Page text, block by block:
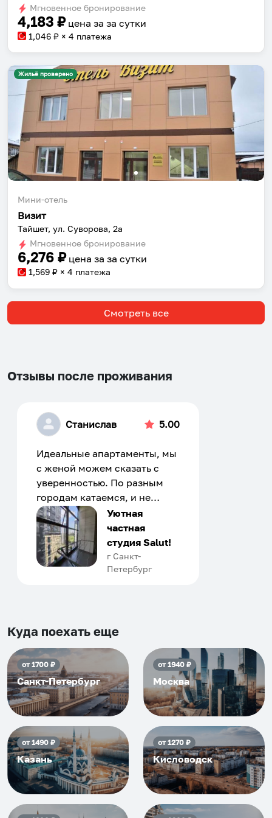
changing
dates.
changing
dates.
Мгновенное бронирование
4,183 ₽ цена за за сутки
1,046 ₽ × 4 платежа
Жильё проверено
Мини-отель
Визит
Тайшет, ул. Суворова, 2а
Мгновенное бронирование
6,276 ₽ цена за за сутки
1,569 ₽ × 4 платежа
Смотреть все
Отзывы после проживания
Станислав 5.00
Идеальные апартаменты, мы
с женой можем сказать с
уверенностью. По разным
городам катаемся, и не
только в России. Сервис на
отличном уровне. Хозяин
апартаментов доброй души
человек, всегда можно
договориться, подскажет
приезжать еще...
Уютная
частная
студия Salut!
г Санкт-
Петербург
Куда поехать еще
от1700₽
Санкт-Петербург
от1940₽
Москва
от1490₽
Казань
от1270₽
Кисловодск